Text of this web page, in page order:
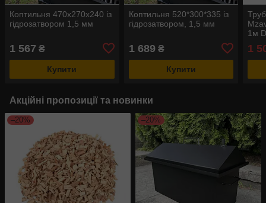
Коптильня 470х270х240 із
гідрозатвором 1,5 мм
1 567 ₴
Купити
Коптильня 520*300*335 із
гідрозатвором, 1,5 мм
1 689 ₴
Купити
1м
1
Акційні пропозиції та новинки
–20% –20%